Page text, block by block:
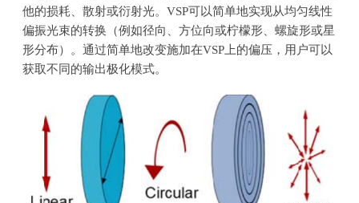
他的损耗、散射或衍射光。VSP可以简单地实现从均匀线性
偏振光束的转换（例如径向、方位向或柠檬形、螺旋形或星
形分布）。通过简单地改变施加在VSP上的偏压，用户可以
获取不同的输出极化模式。